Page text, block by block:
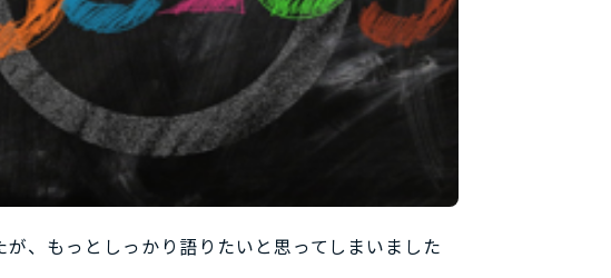
、もっとしっかり語りたいと思ってしまいました